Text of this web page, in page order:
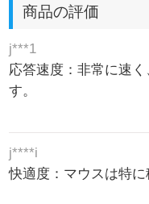
商品の評価
j***1
応答速度：非常に速
す。
j****i
快適度：マウスは特に